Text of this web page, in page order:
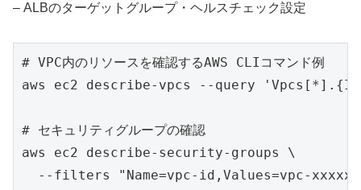
– ALBのターゲットグループ・ヘルスチェック設定
# VPC内のリソースを確認するAWS CLIコマンド例
aws ec2 describe-vpcs --query
# セキュリティグループの確認
aws ec2 describe-security-groups \
--filters "Name=vpc-id,Values=vpc-